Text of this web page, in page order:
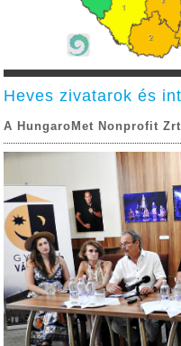
Heves zivatarok és
A HungaroMet Nonprofit